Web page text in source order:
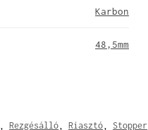
Karbon
48,5mm
, Rezgésálló, Riasztó, Stopper